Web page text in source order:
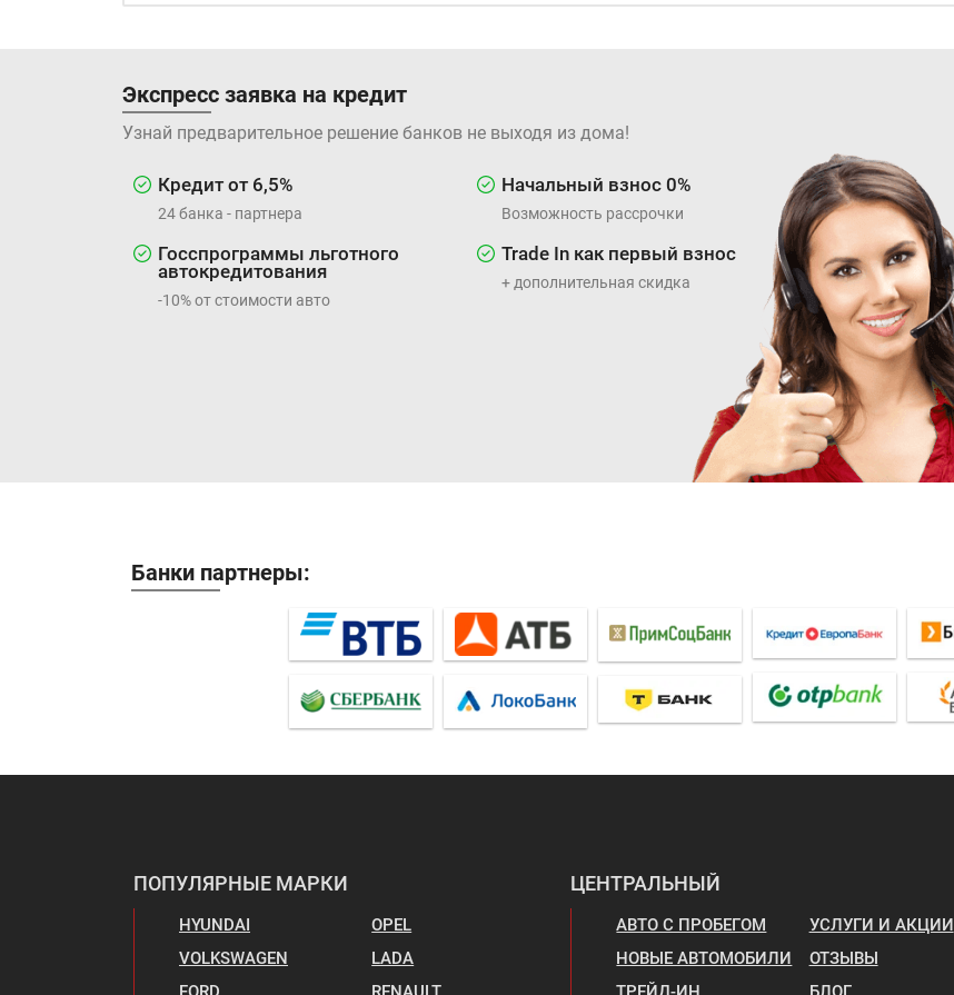
Экспресс заявка на кредит
Узнай предварительное решение банков не выходя из дома!
Кредит от 6,5%
24 банка - партнера
Начальный взнос 0%
Возможность рассрочки
Госспрограммы льготного
автокредитования
-10% от стоимости авто
Trade In как первый взнос
+ дополнительная скидка
Банки партнеры:
ПОПУЛЯРНЫЕ МАРКИ
HYUNDAI
VOLKSWAGEN
OPEL
LADA
ЦЕНТРАЛЬНЫЙ
АВТО С ПРОБЕГОМ
НОВЫЕ АВТОМОБИЛИ
УСЛУГИ И АКЦИИ
ОТЗЫВЫ